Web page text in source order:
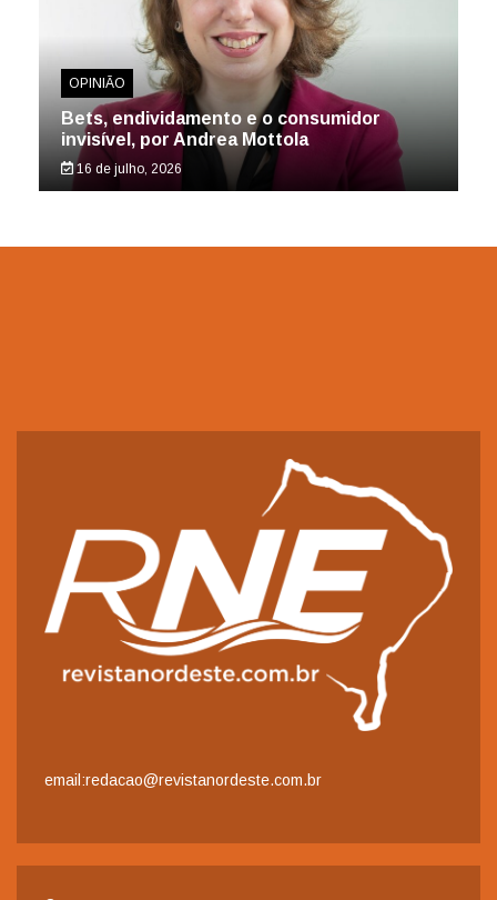
OPINIÃO
Bets, endividamento e o consumidor
invisível, por Andrea Mottola
16 de julho, 2026
email:redacao@revistanordeste.com.br